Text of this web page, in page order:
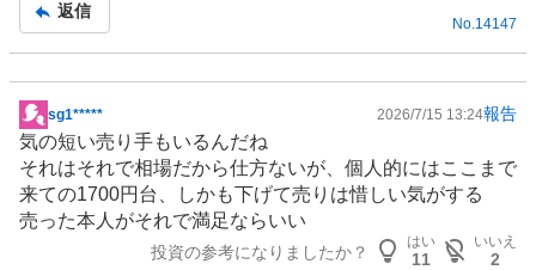
返信
No. 14147
掲
示
板
記
事
sg1***** 2026/7/15 13:24報告
気の短い売り手もいるんだね
それはそれで相場だから仕方ないが、個人的にはここまで
来ての1700円台、しかも下げて売りは惜しい気がする
売った本人がそれで満足ならいい
投資の参考になりましたか？
はい
11
いいえ
2